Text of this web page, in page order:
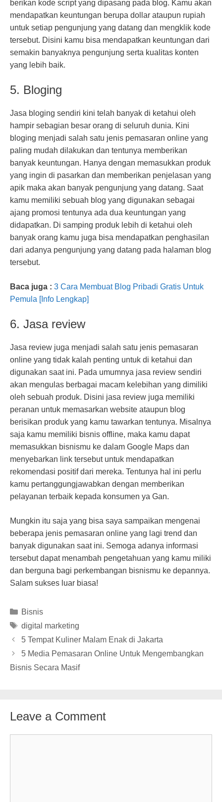
berikan kode script yang dipasang pada blog. Kamu akan
mendapatkan keuntungan berupa dollar ataupun rupiah
untuk setiap pengunjung yang datang dan mengklik kode
tersebut. Disini kamu bisa mendapatkan keuntungan dari
semakin banyaknya pengunjung serta kualitas konten
yang lebih baik.
5. Bloging
Jasa bloging sendiri kini telah banyak di ketahui oleh
hampir sebagian besar orang di seluruh dunia. Kini
bloging menjadi salah satu jenis pemasaran online yang
paling mudah dilakukan dan tentunya memberikan
banyak keuntungan. Hanya dengan memasukkan produk
yang ingin di pasarkan dan memberikan penjelasan yang
apik maka akan banyak pengunjung yang datang. Saat
kamu memiliki sebuah blog yang digunakan sebagai
ajang promosi tentunya ada dua keuntungan yang
didapatkan. Di samping produk lebih di ketahui oleh
banyak orang kamu juga bisa mendapatkan penghasilan
dari adanya pengunjung yang datang pada halaman blog
tersebut.
Baca juga : 3 Cara Membuat Blog Pribadi Gratis Untuk
Pemula [Info Lengkap]
6. Jasa review
Jasa review juga menjadi salah satu jenis pemasaran
online yang tidak kalah penting untuk di ketahui dan
digunakan saat ini. Pada umumnya jasa review sendiri
akan mengulas berbagai macam kelebihan yang dimiliki
oleh sebuah produk. Disini jasa review juga memiliki
peranan untuk memasarkan website ataupun blog
berisikan produk yang kamu tawarkan tentunya. Misalnya
saja kamu memiliki bisnis offline, maka kamu dapat
memasukkan bisnismu ke dalam Google Maps dan
menyebarkan link tersebut untuk mendapatkan
rekomendasi positif dari mereka. Tentunya hal ini perlu
kamu pertanggungjawabkan dengan memberikan
pelayanan terbaik kepada konsumen ya Gan.
Mungkin itu saja yang bisa saya sampaikan mengenai
beberapa jenis pemasaran online yang lagi trend dan
banyak digunakan saat ini. Semoga adanya informasi
tersebut dapat menambah pengetahuan yang kamu miliki
dan berguna bagi perkembangan bisnismu ke depannya.
Salam sukses luar biasa!
Categories
Bisnis
Tags
digital marketing
5 Tempat Kuliner Malam Enak di Jakarta
5 Media Pemasaran Online Untuk Mengembangkan
Bisnis Secara Masif
Leave a Comment